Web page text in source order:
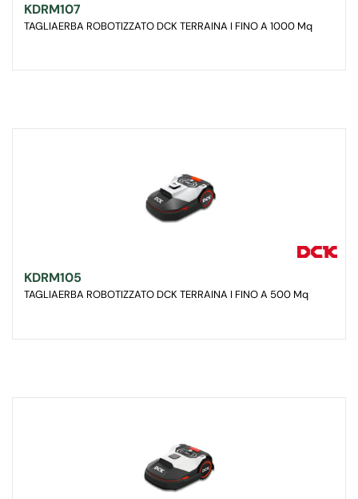
KDRM107
TAGLIAERBA ROBOTIZZATO DCK TERRAINA I FINO A 1000 Mq
KDRM105
TAGLIAERBA ROBOTIZZATO DCK TERRAINA I FINO A 500 Mq